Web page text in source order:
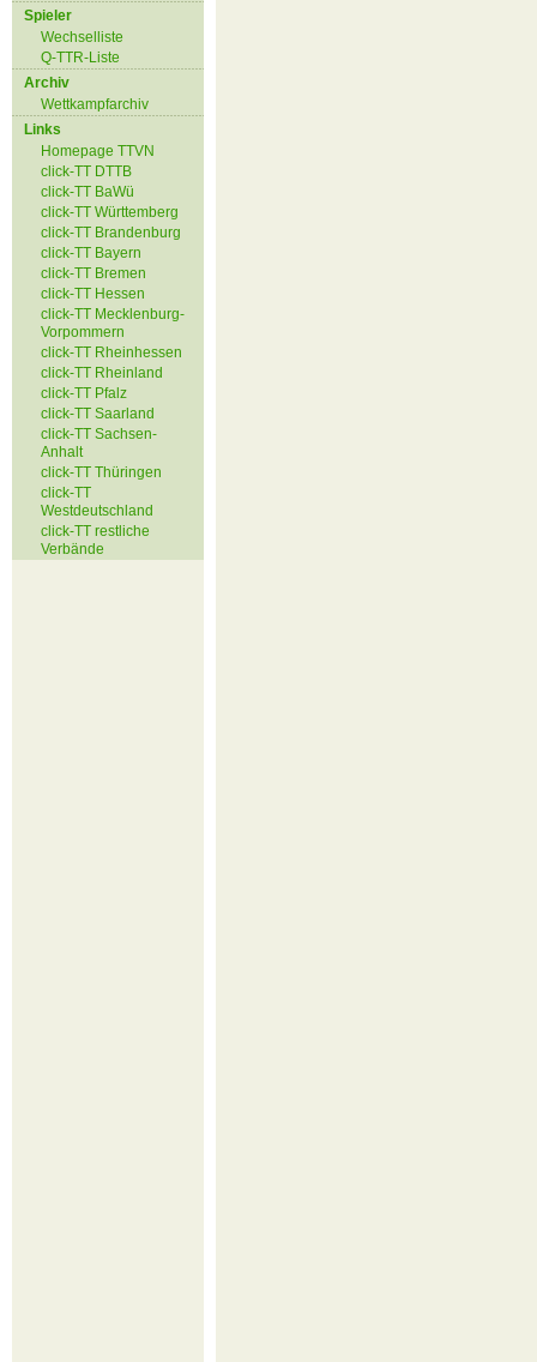
Spieler
Wechselliste
Q-TTR-Liste
Archiv
Wettkampfarchiv
Links
Homepage TTVN
click-TT DTTB
click-TT BaWü
click-TT Württemberg
click-TT Brandenburg
click-TT Bayern
click-TT Bremen
click-TT Hessen
click-TT Mecklenburg-
Vorpommern
click-TT Rheinhessen
click-TT Rheinland
click-TT Pfalz
click-TT Saarland
click-TT Sachsen-
Anhalt
click-TT Thüringen
click-TT
Westdeutschland
click-TT restliche
Verbände